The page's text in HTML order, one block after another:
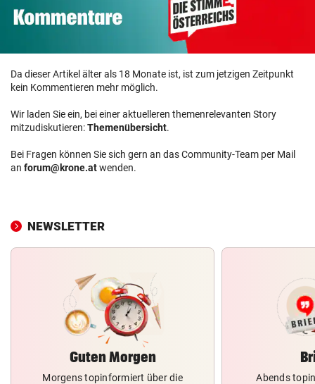
Da dieser Artikel älter als 18 Monate ist, ist zum jetzigen Zeitpunkt
kein Kommentieren mehr möglich.
Wir laden Sie ein, bei einer aktuelleren themenrelevanten Story
mitzudiskutieren:Themenübersicht.
Bei Fragen können Sie sich gern an das Community-Team per Mail
an forum@krone.atwenden.
NEWSLETTER
Guten Morgen
Morgens topinformiert über die
Abends